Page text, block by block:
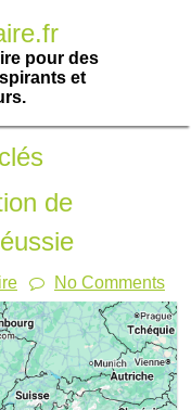
pour des
et
de
No Comments